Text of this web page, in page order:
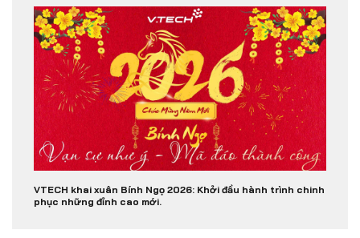
VTECH khai xuân Bính Ngọ 2026: Khởi đầu hành trình chinh
phục những đỉnh cao mới.